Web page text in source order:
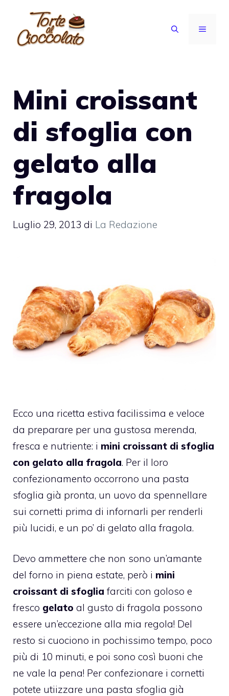
contenuto
MENU
Mini croissant
di sfoglia con
gelato alla
fragola
Luglio 29, 2013 di La Redazione
Ecco una ricetta estiva facilissima e veloce
da preparare per una gustosa merenda,
fresca e nutriente: i mini croissant di sfoglia
con gelato alla fragola. Per il loro
confezionamento occorrono una pasta
sfoglia già pronta, un uovo da spennellare
sui cornetti prima di infornarli per renderli
più lucidi, e un po’ di gelato alla fragola.
Devo ammettere che non sono un’amante
del forno in piena estate, però i mini
croissant di sfoglia farciti con goloso e
fresco gelato al gusto di fragola possono
essere un’eccezione alla mia regola! Del
resto si cuociono in pochissimo tempo, poco
più di 10 minuti, e poi sono così buoni che
ne vale la pena! Per confezionare i cornetti
potete utiizzare una pasta sfoglia già